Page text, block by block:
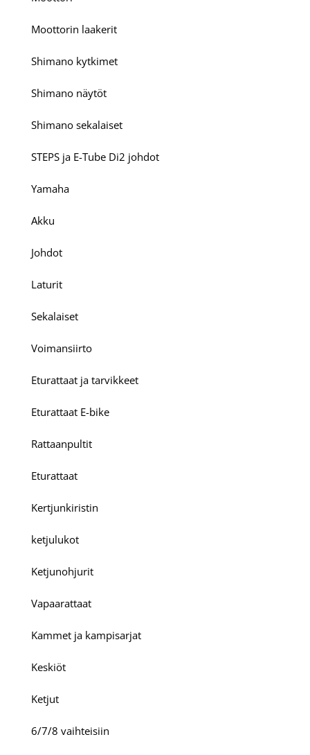
Moottorin laakerit
Shimano kytkimet
Shimano näytöt
Shimano sekalaiset
STEPS ja E-Tube Di2 johdot
Yamaha
Akku
Johdot
Laturit
Sekalaiset
Voimansiirto
Eturattaat ja tarvikkeet
Eturattaat E-bike
Rattaanpultit
Eturattaat
Kertjunkiristin
ketjulukot
Ketjunohjurit
Vapaarattaat
Kammet ja kampisarjat
Keskiöt
Ketjut
6/7/8 vaihteisiin